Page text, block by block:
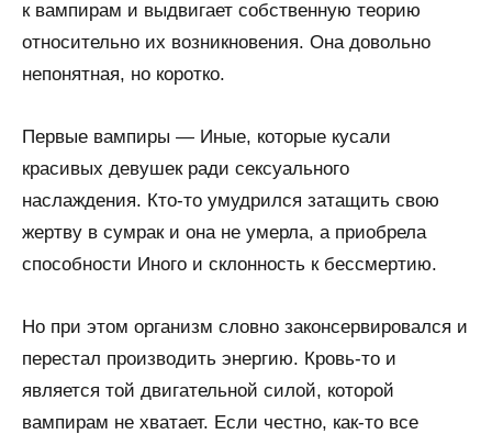
к вампирам и выдвигает собственную теорию
относительно их возникновения. Она довольно
непонятная, но коротко.
Первые вампиры — Иные, которые кусали
красивых девушек ради сексуального
наслаждения. Кто-то умудрился затащить свою
жертву в сумрак и она не умерла, а приобрела
способности Иного и склонность к бессмертию.
Но при этом организм словно законсервировался и
перестал производить энергию. Кровь-то и
является той двигательной силой, которой
вампирам не хватает. Если честно, как-то все